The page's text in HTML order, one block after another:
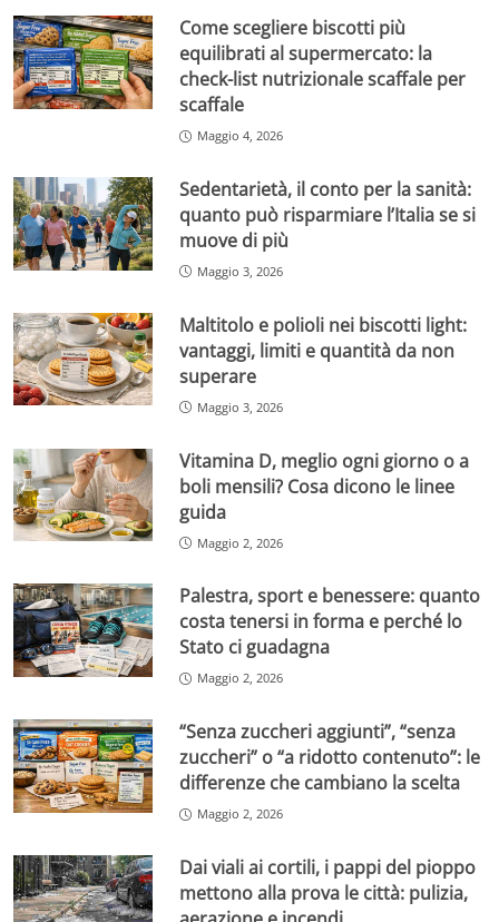
Come scegliere biscotti più
equilibrati al supermercato: la
check-list nutrizionale scaffale per
scaffale
Maggio 4, 2026
Sedentarietà, il conto per la sanità:
quanto può risparmiare l’Italia se si
muove di più
Maggio 3, 2026
Maltitolo e polioli nei biscotti light:
vantaggi, limiti e quantità da non
superare
Maggio 3, 2026
Vitamina D, meglio ogni giorno o a
boli mensili? Cosa dicono le linee
guida
Maggio 2, 2026
Palestra, sport e benessere: quanto
costa tenersi in forma e perché lo
Stato ci guadagna
Maggio 2, 2026
“Senza zuccheri aggiunti”, “senza
zuccheri” o “a ridotto contenuto”: le
differenze che cambiano la scelta
Maggio 2, 2026
Dai viali ai cortili, i pappi del pioppo
mettono alla prova le città: pulizia,